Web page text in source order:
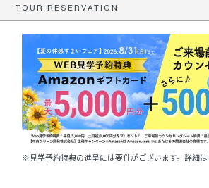
TOUR RESERVATION
※見学予約特典の進呈には要件がございます。詳細